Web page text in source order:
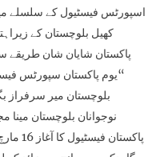
کھیل بلوچستان کے
پاکستان شایان شان طریقے
“یوم پاکستان سپورٹس
بلوچستان میر سرفراز